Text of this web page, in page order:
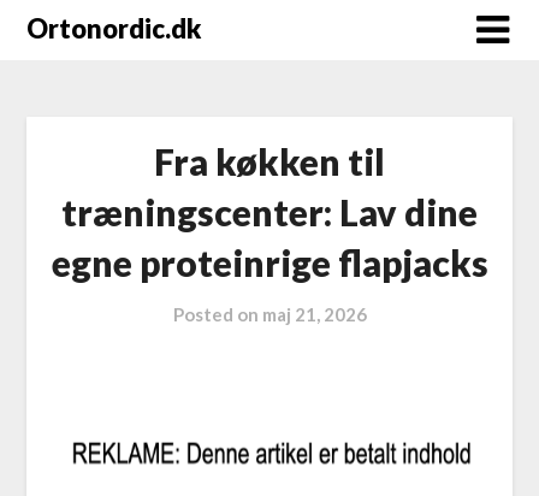
Ortonordic.dk
Fra køkken til
træningscenter: Lav dine
egne proteinrige flapjacks
Posted on maj 21, 2026